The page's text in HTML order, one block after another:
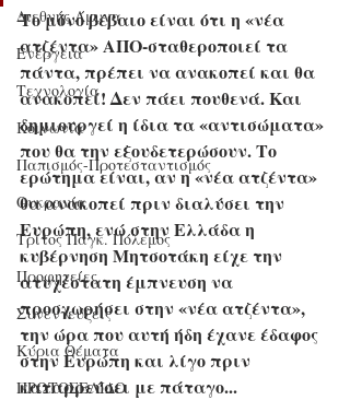
Διεθνής Άμυνα
Ενέργεια
Τεχνολογία
Κοινωνία
Παπισμός-Προτεσταντισμός
Ουκρανία
Τρίτος Παγκ. Πόλεμος
Προφητείες
Συνεντεύξεις
Κύρια Θέματα
ΠΡΩΤΟΣΕΛΙΔΟ
Το μόνο βέβαιο είναι ότι η «νέα
ατζέντα» ΑΠΟ-σταθεροποιεί τα
πάντα, πρέπει να ανακοπεί και θα
ανακοπεί! Δεν πάει πουθενά. Και
δημιουργεί η ίδια τα «αντισώματα»
που θα την εξουδετερώσουν. Το
ερώτημα είναι, αν η «νέα ατζέντα»
θα ανακοπεί πριν διαλύσει την
Ευρώπη, ενώ στην Ελλάδα η
κυβέρνηση Μητσοτάκη είχε την
ατυχέστατη έμπνευση να
προσχωρήσει στην «νέα ατζέντα»,
την ώρα που αυτή ήδη έχανε έδαφος
στην Ευρώπη και λίγο πριν
καταρρεύσει με πάταγο...